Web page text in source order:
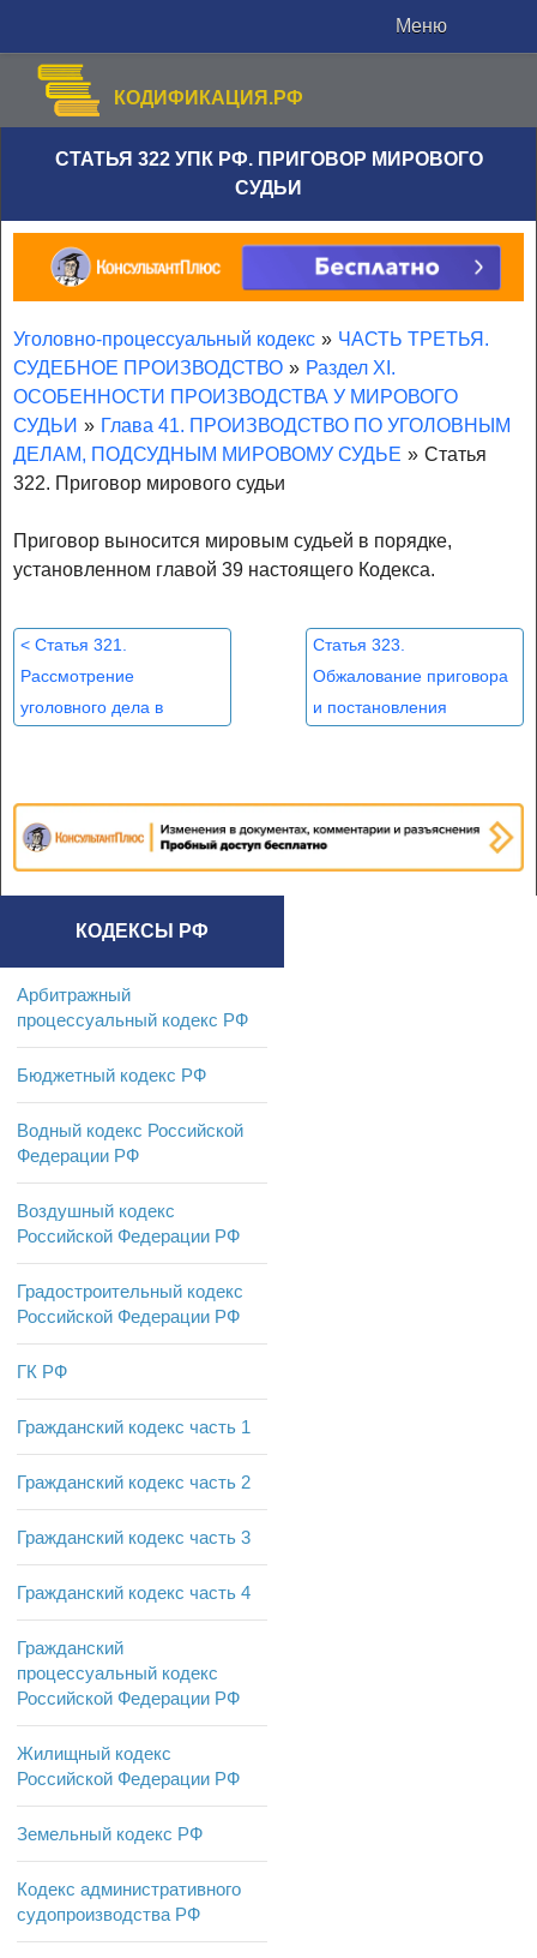
Меню
КОДИФИКАЦИЯ.РФ
СТАТЬЯ 322 УПК РФ. ПРИГОВОР МИРОВОГО
СУДЬИ
Уголовно-процессуальный кодекс » ЧАСТЬ ТРЕТЬЯ.
СУДЕБНОЕ ПРОИЗВОДСТВО » Раздел XI.
ОСОБЕННОСТИ ПРОИЗВОДСТВА У МИРОВОГО
СУДЬИ » Глава 41. ПРОИЗВОДСТВО ПО УГОЛОВНЫМ
ДЕЛАМ, ПОДСУДНЫМ МИРОВОМУ СУДЬЕ » Статья
322. Приговор мирового судьи
Приговор выносится мировым судьей в порядке,
установленном главой 39 настоящего Кодекса.
< Статья 321.
Рассмотрение
уголовного дела в
Статья 323.
Обжалование приговора
и постановления
КОДЕКСЫ РФ
Арбитражный
процессуальный кодекс РФ
Бюджетный кодекс РФ
Водный кодекс Российской
Федерации РФ
Воздушный кодекс
Российской Федерации РФ
Градостроительный кодекс
Российской Федерации РФ
ГК РФ
Гражданский кодекс часть 1
Гражданский кодекс часть 2
Гражданский кодекс часть 3
Гражданский кодекс часть 4
Гражданский
процессуальный кодекс
Российской Федерации РФ
Жилищный кодекс
Российской Федерации РФ
Земельный кодекс РФ
Кодекс административного
судопроизводства РФ